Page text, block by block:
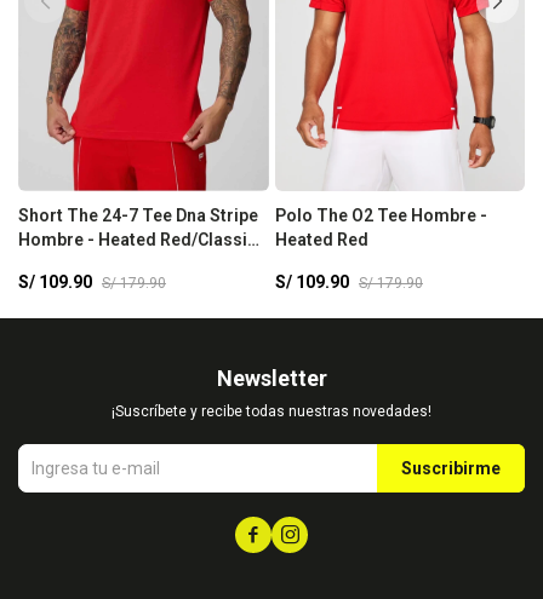
Short The 24-7 Tee Dna Stripe
Hombre - Heated Red/Classic
S/ 109.90 S/ 179.90
Polo The O2 Tee Hombre -
Heated Red
S/ 109.90 S/ 179.90
Newsletter
¡Suscríbete y recibe todas nuestras novedades!
Suscribirme
 